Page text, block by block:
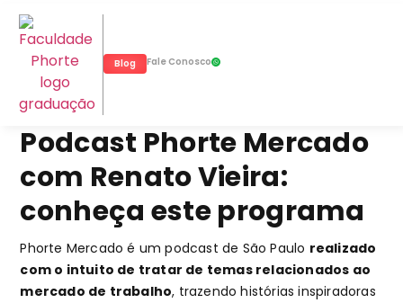
Blog Fale Conosco
Podcast Phorte Mercado
com Renato Vieira:
conheça este programa
Phorte Mercado é um podcast de São Paulo realizado
com o intuito de tratar de temas relacionados ao
mercado de trabalho, trazendo histórias inspiradoras